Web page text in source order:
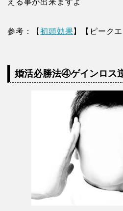
婚活必勝法④ゲインロス
ゲインロスにはプラスの効果
悪印象を与えかねない、もろ
解しましょう